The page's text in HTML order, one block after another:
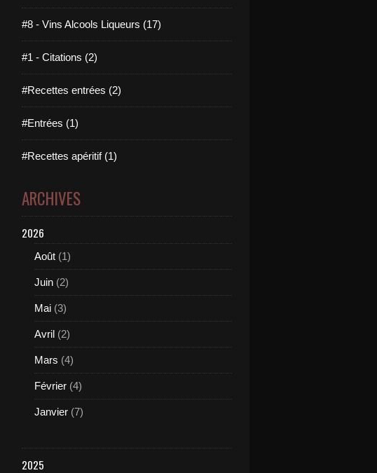
#8 - Vins Alcools Liqueurs (17)
#1 - Citations (2)
#Recettes entrées (2)
#Entrées (1)
#Recettes apéritif (1)
ARCHIVES
2026
Août (1)
Juin (2)
Mai (3)
Avril (2)
Mars (4)
Février (4)
Janvier (7)
2025